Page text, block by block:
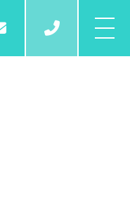
03-